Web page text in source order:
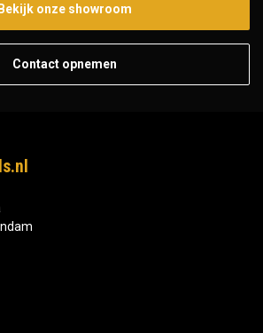
Bekijk onze showroom
Contact opnemen